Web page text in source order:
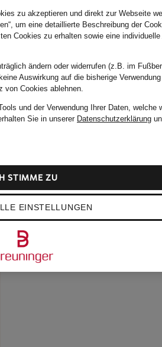
zu akzeptieren und direkt zur Webseite
um eine detaillierte Beschreibung der
Cookies zu erhalten sowie eine individuelle
ändern oder widerrufen (z.B. im
Auswirkung auf die bisherige
von Cookies ablehnen.
und der Verwendung Ihrer Daten, welche
Sie in unserer Datenschutzerklärung
EINSTELLUNGEN
STIMME ZU